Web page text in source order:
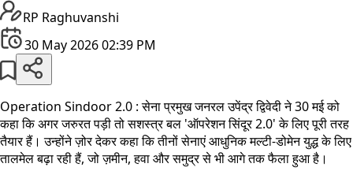
RP Raghuvanshi
30 May 2026 02:39 PM
Operation Sindoor 2.0 : सेना प्रमुख जनरल उपेंद्र द्विवेदी ने 30 मई को
कहा कि अगर जरुरत पड़ी तो सशस्त्र बल 'ऑपरेशन सिंदूर 2.0' के लिए पूरी तरह
तैयार हैं। उन्होंने ज़ोर देकर कहा कि तीनों सेनाएं आधुनिक मल्टी-डोमेन युद्ध के लिए
तालमेल बढ़ा रही हैं, जो ज़मीन, हवा और समुद्र से भी आगे तक फैला हुआ है।